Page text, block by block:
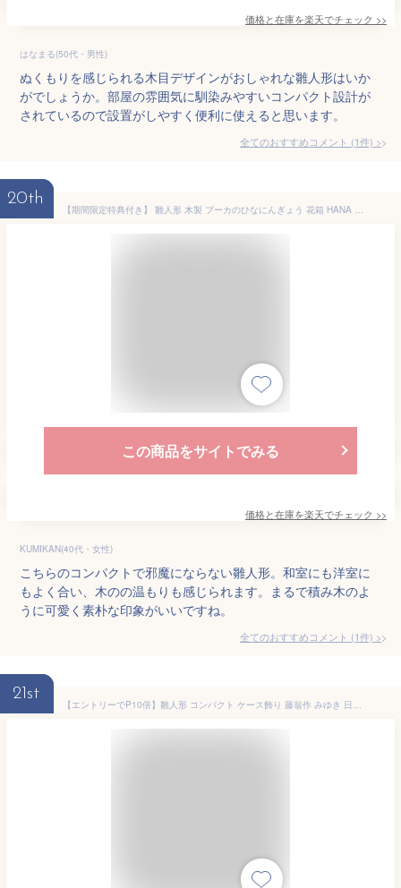
価格と在庫を楽天でチェック >>
はなまる(50代・男性)
ぬくもりを感じられる木目デザインがおしゃれな雛人形はいか
がでしょうか。部屋の雰囲気に馴染みやすいコンパクト設計が
されているので設置がしやすく便利に使えると思います。
全てのおすすめコメント (1件) >
20th
【期間限定特典付き】 雛人形 木製 プーカのひなにんぎょう 花箱 HANA HAKO 収納箱 徳永こいのぼり puca コンパクト 三段飾り 節句 お祝い 収納飾り 積み木 ひな人形 HINANINGYO ハナハコ
この商品をサイトでみる
価格と在庫を楽天でチェック >>
KUMIKAN(40代・女性)
こちらのコンパクトで邪魔にならない雛人形。和室にも洋室に
もよく合い、木のの温もりも感じられます。まるで積み木のよ
うに可愛く素朴な印象がいいですね。
全てのおすすめコメント (1件) >
21st
【エントリーでP10倍】雛人形 コンパクト ケース飾り 藤翁作 みゆき 日本産木製枠 アクリルケース オルゴール付 【2024年度新作】 h313-fn-193-540nr 雛 人形 ケース飾り コンパクト 五人飾り かわいい ひな人形 小さい お雛様 おしゃれ インテリア ひな祭り